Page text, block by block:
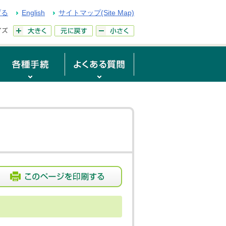
English サイトマップ(Site Map)